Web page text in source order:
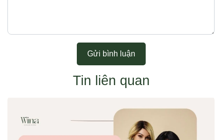
Gửi bình luận
Tin liên quan